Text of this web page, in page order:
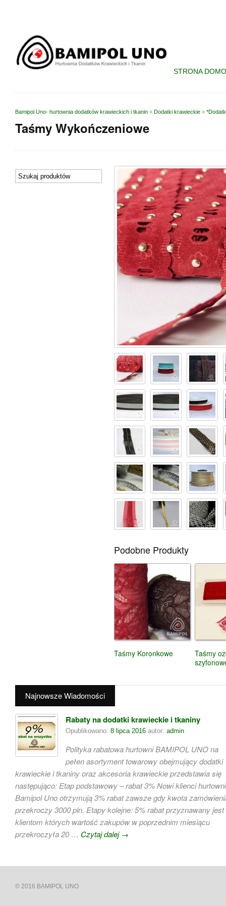
STRONA
Bamipol Uno- hurtownia dodatków krawieckich i tkanin » Dodatki krawieckie »
Taśmy Wykończeniowe
Podobne Produkty
Taśmy Koronkowe
Taśmy
Najnowsze Wiadomości
Rabaty na dodatki krawieckie i tkaniny
Opublikowano: 8 lipca 2016 autor: admin
Polityka rabatowa hurtowni BAMIPOL UNO na
pełen asortyment towarowy obejmujący dodatki
krawieckie i tkaniny oraz akcesoria krawieckie przedstawia się
następująco: Etap podstawowy – rabat 3% Nowi klienci hurtowni
Bamipol Uno otrzymują 3% rabat zawsze gdy kwota
przekroczy 3000 pln. Etapy kolejne: 5% rabat przyznawany jest
klientom których wartość zakupów w poprzednim miesiącu
przekroczyła 20 … Czytaj dalej →
© 2016 BAMIPOL UNO